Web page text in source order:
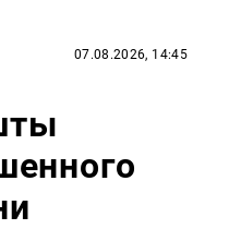
07.08.2026, 14:45